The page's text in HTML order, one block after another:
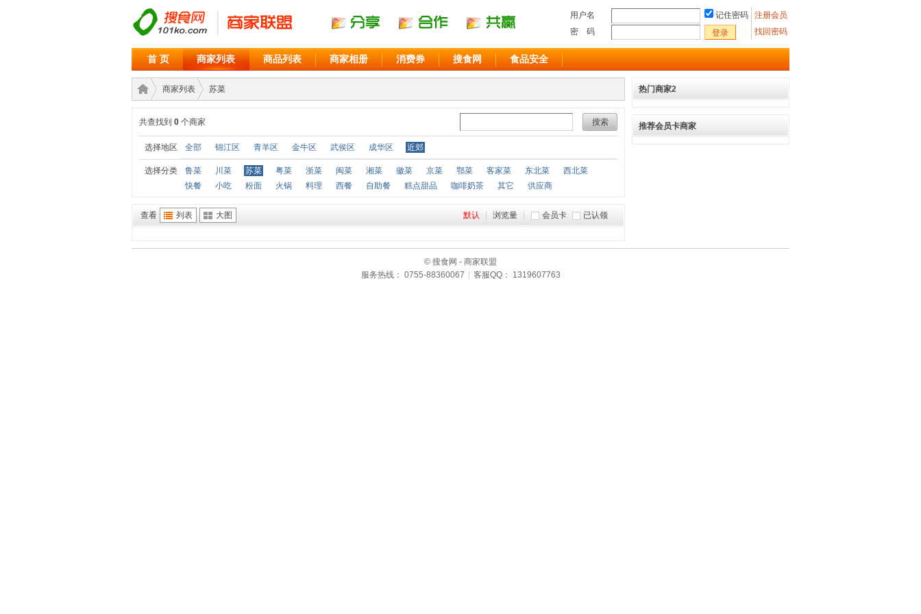
注册会员
找回密码
用户名
记住密码
密 码
登录
首 页 商家列表 商品列表 商家相册 消费券 搜食网 食品安全
商家›
商家列表
›
苏菜
搜索
共查找到 0 个商家
选择地区 全部 锦江区 青羊区 金牛区 武侯区 成华区 近郊
选择分类 鲁菜 川菜 苏菜 粤菜 浙菜 闽菜 湘菜 徽菜 京菜 鄂菜 客家菜 东北菜
西北菜
快餐
小吃 粉面 火锅 料理 西餐 自助餐 糕点甜品 咖啡奶茶 其它 供应商
查看 列表 大图 会员卡 已认领
默认 浏览量
热门商家2
推荐会员卡商家
© 搜食网 - 商家联盟
服务热线： 0755-88360067
客服QQ： 1319607763